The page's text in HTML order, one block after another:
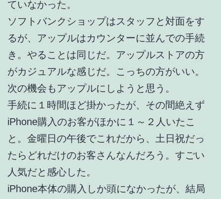
ていなかった。
ソフトバンクショップはスタッフと対面をす
るが、アップルはカウンターに並んでの手続
き。やることは同じだ。アップルストアの方
がカジュアルな感じだ。こっちの方がいい。
次の機会もアップルにしようと思う。
手続に１時間ほど掛かったが、その間絶えず
iPhone購入のお客がほかに１～２人いたこ
と。金曜日の午後でこれだから、土日祝だっ
たらどれだけのお客さんなんだろう。すごい
人気だと感心した。
iPhone本体の購入しか頭になかったが、結局